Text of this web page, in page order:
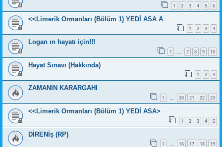
1 2 3 4 5 6
<<Limerik Ormanları (Bölüm 1) YEDİ ASA A
1 2 3 4
Logan ın hayatı için!!!
1 … 7 8 9 10
Hayat Sınavı (Hakkında)
1 2 3
ZAMANIN KARARGAHI
1 20 21 22 23
<<Limerik Ormanları (Bölüm 1) YEDİ ASA>
1 2 3 4 5
DİRENİş (RP)
1 16 17 18 19